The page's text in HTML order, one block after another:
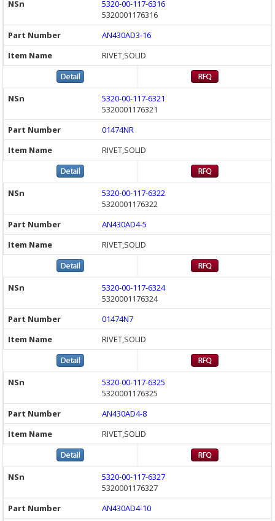
5320-00-117-6316
5320001176316
AN430AD3-16
RIVET,SOLID
5320-00-117-6321
5320001176321
01474NR
RIVET,SOLID
5320-00-117-6322
5320001176322
AN430AD4-5
RIVET,SOLID
5320-00-117-6324
5320001176324
01474N7
RIVET,SOLID
5320-00-117-6325
5320001176325
AN430AD4-8
RIVET,SOLID
5320-00-117-6327
5320001176327
AN430AD4-10